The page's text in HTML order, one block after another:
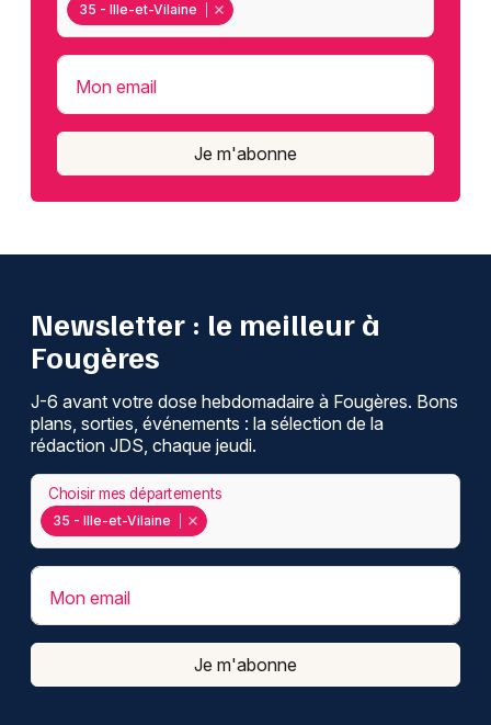
35 - Ille-et-Vilaine
Mon email
Je m'abonne
Newsletter : le meilleur à
Fougères
J-6 avant votre dose hebdomadaire à Fougères. Bons
plans, sorties, événements : la sélection de la
rédaction JDS, chaque jeudi.
35 - Ille-et-Vilaine
Choisir mes départements
Mon email
Je m'abonne